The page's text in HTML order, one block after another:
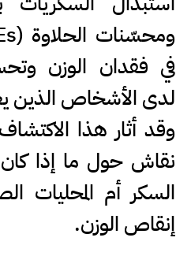
في فقدان الوزن
لدى الأشخاص الذين
وقد أثار هذا
نقاش حول ما إذا
السكر أم المحليات
إنقاص الوزن.